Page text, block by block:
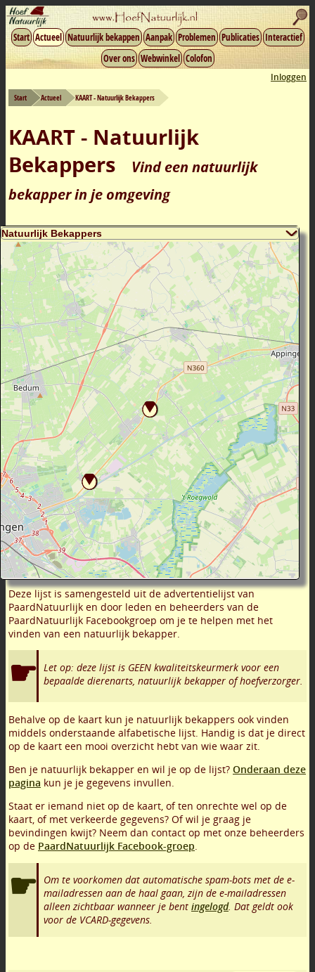
Start Actueel Natuurlijk bekappen Aanpak Problemen Publicaties Interactief
Over ons Webwinkel Colofon
Inloggen
Start Actueel KAART - Natuurlijk Bekappers
KAART - Natuurlijk
Bekappers
Vind een natuurlijk
bekapper in je omgeving
Deze lijst is samengesteld uit de advertentielijst van
PaardNatuurlijk en door leden en beheerders van de
PaardNatuurlijk Facebookgroep om je te helpen met het
vinden van een natuurlijk bekapper.
Let op: deze lijst is GEEN kwaliteitskeurmerk voor een
bepaalde dierenarts, natuurlijk bekapper of hoefverzorger.
Behalve op de kaart kun je natuurlijk bekappers ook vinden
middels onderstaande alfabetische lijst. Handig is dat je direct
op de kaart een mooi overzicht hebt van wie waar zit.
Ben je natuurlijk bekapper en wil je op de lijst? Onderaan deze
pagina kun je je gegevens invullen.
Staat er iemand niet op de kaart, of ten onrechte wel op de
kaart, of met verkeerde gegevens? Of wil je graag je
bevindingen kwijt? Neem dan contact op met onze beheerders
op de PaardNatuurlijk Facebook-groep.
Om te voorkomen dat automatische spam-bots met de e-
mailadressen aan de haal gaan, zijn de e-mailadressen
alleen zichtbaar wanneer je bent ingelogd. Dat geldt ook
voor de VCARD-gegevens.